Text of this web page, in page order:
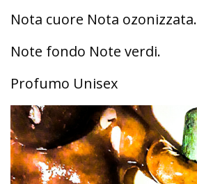
Nota cuore Nota ozonizzata.
Note fondo Note verdi.
Profumo Unisex